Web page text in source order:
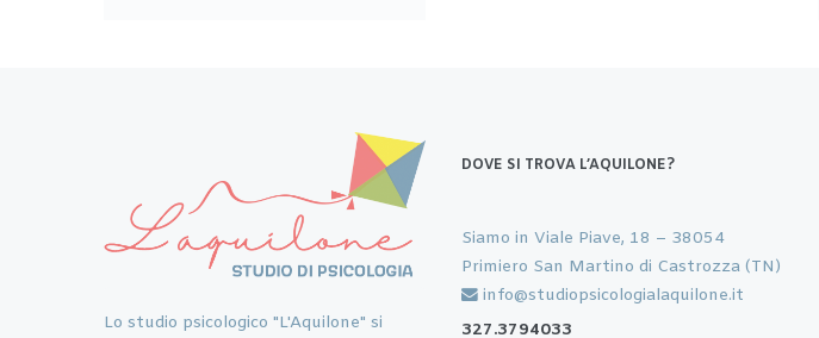
Lo studio psicologico "L'Aquilone" si
DOVE SI TROVA L’AQUILONE?
Siamo in Viale Piave, 18 – 38054
Primiero San Martino di Castrozza (TN)
info@studiopsicologialaquilone.it
327.3794033